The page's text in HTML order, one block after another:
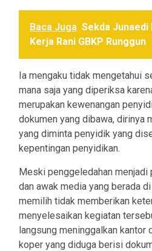
Baca Juga Sekda Junaedi
Kerja Rani GBKP Runggun
Ia mengaku tidak mengetahui
mana saja yang diperiksa
merupakan kewenangan
dokumen yang dibawa, dirinya
yang diminta penyidik yang
kepentingan penyidikan.
Meski penggeledahan menjadi
dan awak media yang berada
memilih tidak memberikan
menyelesaikan kegiatan
langsung meninggalkan kantor
koper yang diduga berisi